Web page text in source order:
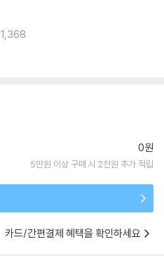
1,368
0원
5만원 이상 구매 시 2천원 추가 적립
카드/간편결제 혜택을 확인하세요